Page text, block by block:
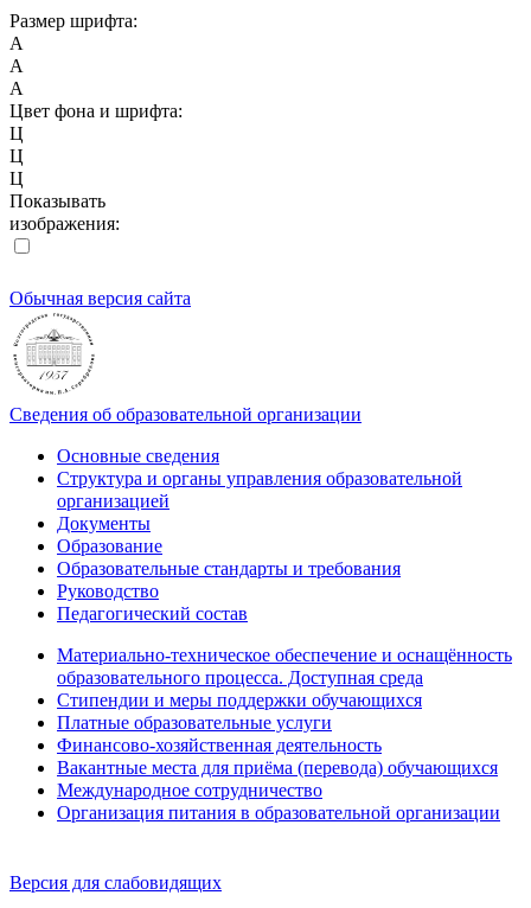
Размер шрифта:
A
A
A
Цвет фона и шрифта:
Ц
Ц
Ц
Показывать
изображения:
Обычная версия сайта
Сведения об образовательной организации
Основные сведения
Структура и органы управления образовательной
организацией
Документы
Образование
Образовательные стандарты и требования
Руководство
Педагогический состав
Материально-техническое обеспечение и оснащённость
образовательного процесса. Доступная среда
Стипендии и меры поддержки обучающихся
Платные образовательные услуги
Финансово-хозяйственная деятельность
Вакантные места для приёма (перевода) обучающихся
Международное сотрудничество
Организация питания в образовательной организации
Версия для слабовидящих